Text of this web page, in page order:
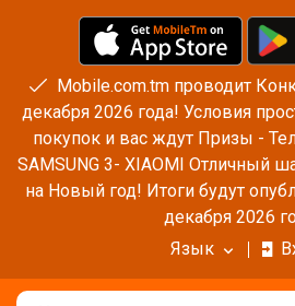
Mobile.com.tm проводит
декабря 2026 года! Условия
покупок и вас ждут Призы -
SAMSUNG 3- XIAOMI Отличный
на Новый год! Итоги будут
декабря 2026
Язык